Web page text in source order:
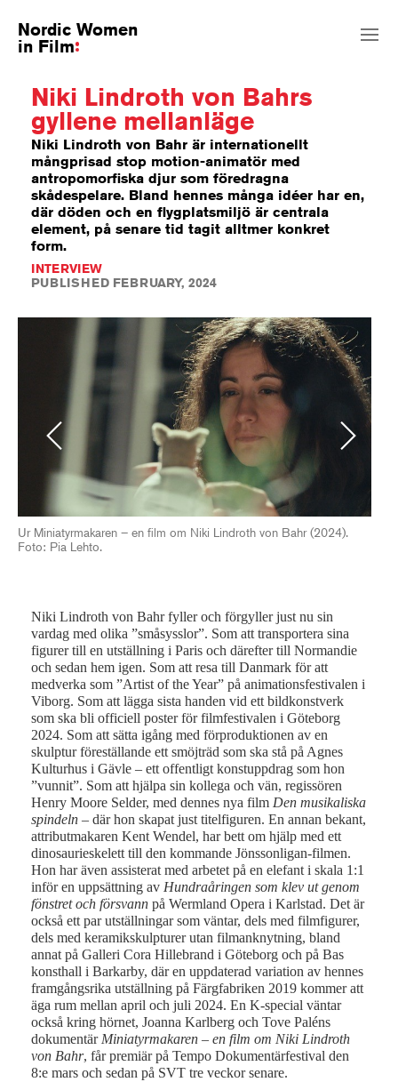
Nordic Women
in Film
Niki Lindroth von Bahrs
gyllene mellanläge
Niki Lindroth von Bahr är internationellt
mångprisad stop motion-animatör med
antropomorfiska djur som föredragna
skådespelare. Bland hennes många idéer har en,
där döden och en flygplatsmiljö är centrala
element, på senare tid tagit alltmer konkret
form.
INTERVIEW
PUBLISHED FEBRUARY, 2024
Previous
Ur Miniatyrmakaren – en film om Niki Lindroth von Bahr (2024).
Foto: Pia Lehto.
Next
Niki Lindroth von Bahr fyller och förgyller just nu sin
vardag med olika ”småsysslor”. Som att transportera sina
figurer till en utställning i Paris och därefter till Normandie
och sedan hem igen. Som att resa till Danmark för att
medverka som ”Artist of the Year” på animationsfestivalen i
Viborg. Som att lägga sista handen vid ett bildkonstverk
som ska bli officiell poster för filmfestivalen i Göteborg
2024. Som att sätta igång med förproduktionen av en
skulptur föreställande ett smöjträd som ska stå på Agnes
Kulturhus i Gävle – ett offentligt konstuppdrag som hon
”vunnit”. Som att hjälpa sin kollega och vän, regissören
Henry Moore Selder, med dennes nya film Den musikaliska
spindeln – där hon skapat just titelfiguren. En annan bekant,
attributmakaren Kent Wendel, har bett om hjälp med ett
dinosaurieskelett till den kommande Jönssonligan-filmen.
Hon har även assisterat med arbetet på en elefant i skala 1:1
inför en uppsättning av Hundraåringen som klev ut genom
fönstret och försvann på Wermland Opera i Karlstad. Det är
också ett par utställningar som väntar, dels med filmfigurer,
dels med keramikskulpturer utan filmanknytning, bland
annat på Galleri Cora Hillebrand i Göteborg och på Bas
konsthall i Barkarby, där en uppdaterad variation av hennes
framgångsrika utställning på Färgfabriken 2019 kommer att
äga rum mellan april och juli 2024. En K-special väntar
också kring hörnet, Joanna Karlberg och Tove Paléns
dokumentär Miniatyrmakaren – en film om Niki Lindroth
von Bahr, får premiär på Tempo Dokumentärfestival den
8:e mars och sedan på SVT tre veckor senare.